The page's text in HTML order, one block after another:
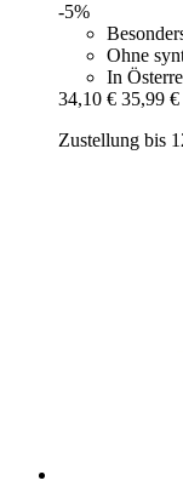
-5%
Ohne
In
34,10 € 35,99 €
Zustellung bis